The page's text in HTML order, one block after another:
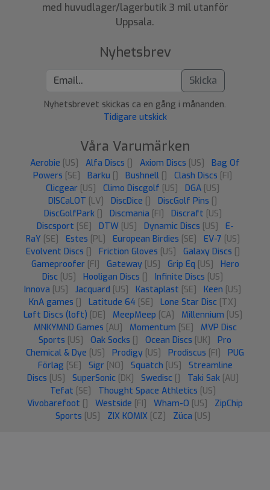
med huvudlager/lagerbutik 3 mil utanför
Uppsala.
Nyhetsbrev
Skicka
Nyhetsbrevet skickas ca en gång i månanden.
Tidigare utskick
Våra Varumärken
Aerobie [US] Alfa Discs [] Axiom Discs [US]
Bag Of
Powers [SE] Barku [] Bushnell [] Clash Discs [FI]
Clicgear [US] Climo Discgolf [US] DGA [US]
DISCaLOT [LV] DiscDice [] DiscGolf Pins []
DiscGolfPark [] Discmania [FI] Discraft [US]
Discsport [SE] DTW [US] Dynamic Discs [US]
E-
RaY [SE] Estes [PL] European Birdies [SE] EV-7 [US]
Evolvent Discs [] Friction Gloves [US] Galaxy Discs []
Gameproofer [FI] Gateway [US] Grip Eq [US]
Hero
Disc [US] Hooligan Discs [] Infinite Discs [US]
Innova [US] Jacquard [US] Kastaplast [SE] Keen [US]
KnA games [] Latitude 64 [SE] Lone Star Disc [TX]
Løft Discs (loft) [DE] MeepMeep [CA] Millennium [US]
MNKYMND Games [AU] Momentum [SE]
MVP Disc
Sports [US] Oak Socks [] Ocean Discs [UK]
Pro
Chemical & Dye [US] Prodigy [US] Prodiscus [FI]
PUG
Förlag [SE] Sigr [NO] Squatch [US]
Streamline
Discs [US] SuperSonic [DK] Swedisc [] Taki Sak [AU]
Tefat [SE] Thought Space Athletics [US]
Vivobarefoot [] Westside [FI] Wham-O [US]
ZipChip
Sports [US] ZIX KOMIX [CZ] Züca [US]